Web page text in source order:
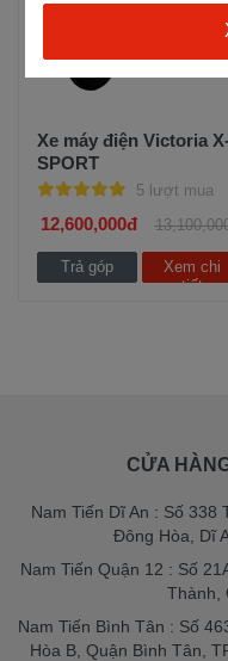
Xe máy điện Victoria
SPORT
5 lượt mua
12,600,000đ
Trả góp
Xem chi
tiết
CỬA
Nam Tiến Dĩ An : Số 338
Đông Hòa, Dĩ
Nam Tiến Quận 12 : Số
Thành,
Nam Tiến Bình Tân : Số
Hòa B, Quận Bình Tân,